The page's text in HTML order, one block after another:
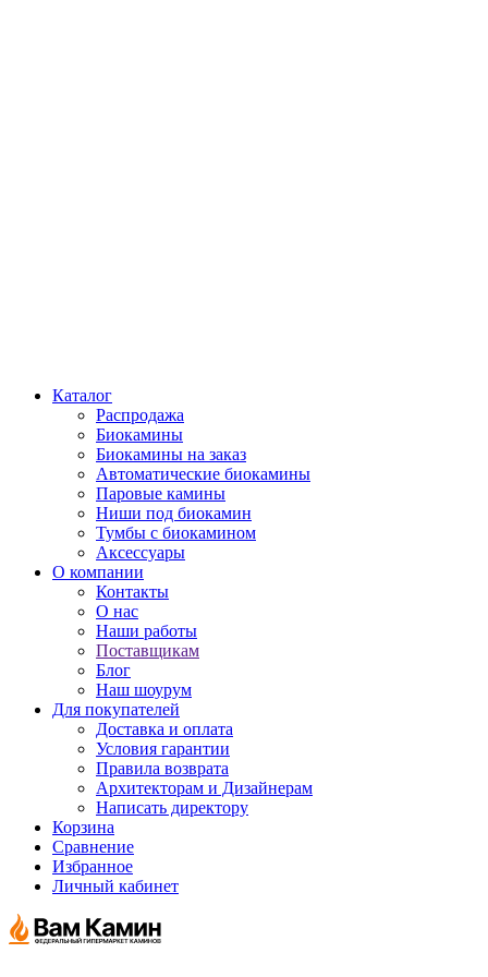
Каталог
Распродажа
Биокамины
Биокамины на заказ
Автоматические биокамины
Паровые камины
Ниши под биокамин
Тумбы с биокамином
Аксессуары
О компании
Контакты
О нас
Наши работы
Поставщикам
Блог
Наш шоурум
Для покупателей
Доставка и оплата
Условия гарантии
Правила возврата
Архитекторам и Дизайнерам
Написать директору
Корзина
Сравнение
Избранное
Личный кабинет